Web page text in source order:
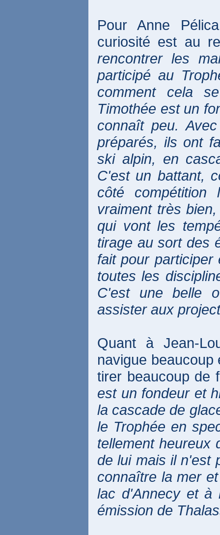
Pour Anne
curiosité est au
rencontrer les
participé au
comment cela
Timothée est un
connaît peu.
préparés, ils ont
ski alpin, en
C'est un battant,
côté
vraiment très
qui vont les
tirage au sort des
fait pour
toutes les
C'est une belle
assister aux
Quant à Jean-
navigue
tirer beaucoup de
est un fondeur et
la cascade de
le Trophée en
tellement heureux
de lui mais il n'est
connaître la mer
lac d'Annecy et
émission de